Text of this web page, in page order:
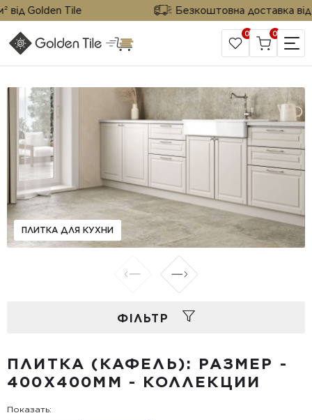
Golden Tile Безкоштовна доставка від
САЙТ КОМПАНИИ
0 0
ПЛИТКА ДЛЯ КУХНИ
ФIЛЬТР
ПЛИТКА (КАФЕЛЬ): РАЗМЕР -
400X400ММ - КОЛЛЕКЦИИ
Показать: